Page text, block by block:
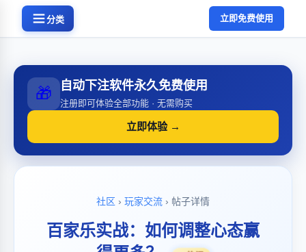
分类 立即免费使用
🎁 自动下注软件永久免费使用
注册即可体验全部功能 · 无需购买
立即体验 →
社区 › 玩家交流 › 帖子详情
百家乐实战：如何调整心态赢